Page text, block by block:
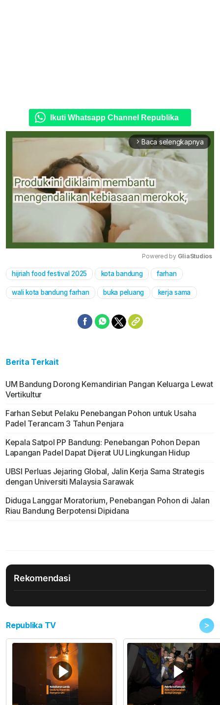
Ikuti Whatsapp Channel Republika
arrow_forward_ios Baca selengkapnya
Mute
Powered by GliaStudios
hijriah food festival 2025 kota bandung farhan
wali kota bandung farhan buka peluang kerja sama
Berita Terkait
UM Bandung Dorong Kemandirian Pangan Keluarga Lewat
Vertikultur
Farhan Sebut Pelaku Penebangan Pohon untuk Usaha
Padel Terancam 3 Tahun Penjara
Kepala Satpol PP Bandung: Penebangan Pohon Depan
Lapangan Padel Dapat Dijerat UU Lingkungan Hidup
UBSI Perluas Jejaring Global, Jalin Kerja Sama Strategis
dengan Universiti Malaysia Sarawak
Diduga Langgar Moratorium, Penebangan Pohon di Jalan
Riau Bandung Berpotensi Dipidana
Rekomendasi
Republika TV >